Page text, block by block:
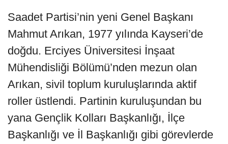
Saadet Partisi’nin yeni Genel Başkanı
Mahmut Arıkan, 1977 yılında Kayseri’de
doğdu. Erciyes Üniversitesi İnşaat
Mühendisliği Bölümü’nden mezun olan
Arıkan, sivil toplum kuruluşlarında aktif
roller üstlendi. Partinin kuruluşundan bu
yana Gençlik Kolları Başkanlığı, İlçe
Başkanlığı ve İl Başkanlığı gibi görevlerde